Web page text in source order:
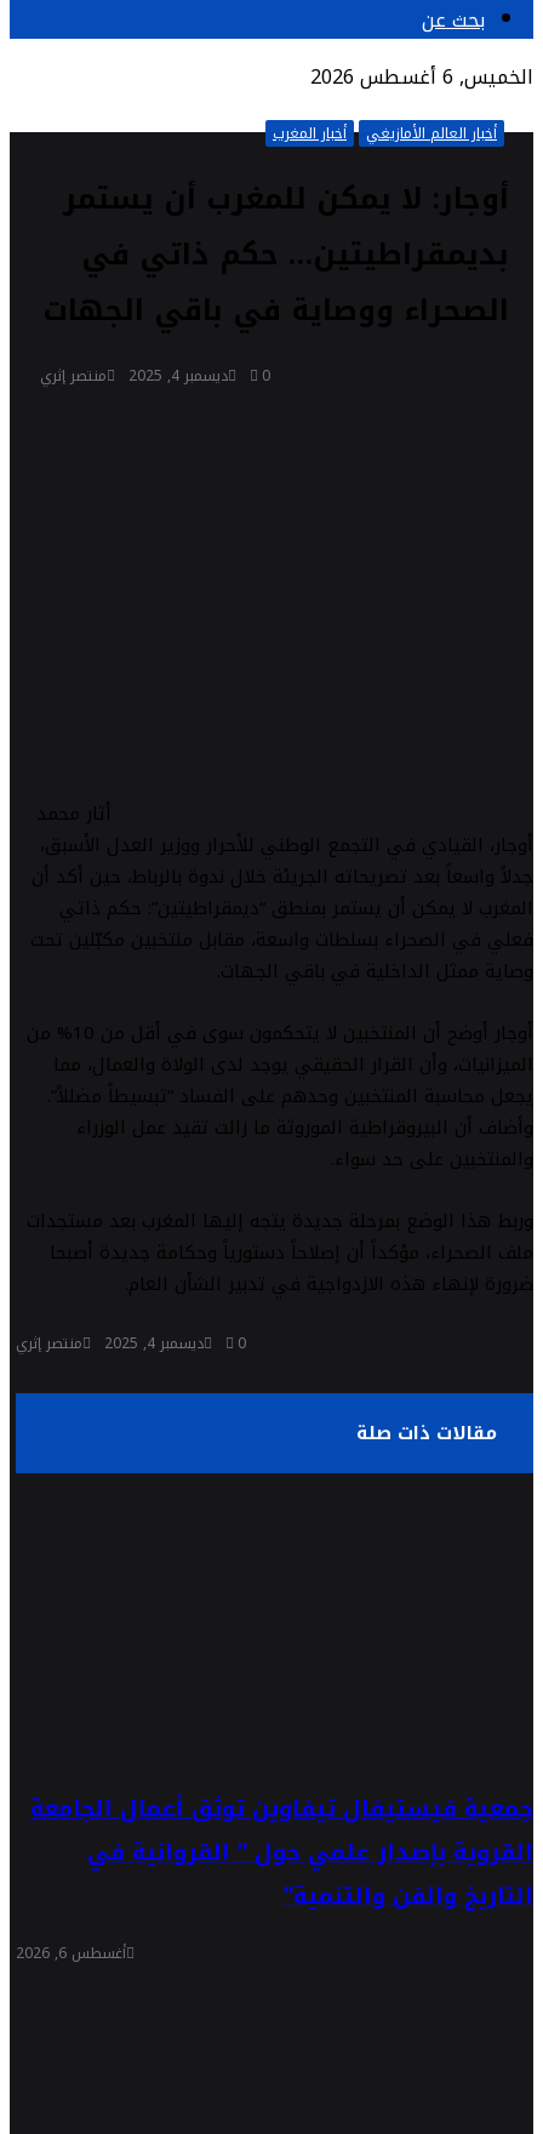
بحث عن
الخميس, 6 أغسطس 2026
أخبار العالم الأمازيغي أخبار المغرب
أوجار: لا يمكن للمغرب أن يستمر
بديمقراطيتين… حكم ذاتي في
الصحراء ووصاية في باقي الجهات
منتصر إثري ديسمبر 4, 2025 0
أثار محمد
أوجار، القيادي في التجمع الوطني للأحرار ووزير العدل الأسبق،
جدلاً واسعاً بعد تصريحاته الجريئة خلال ندوة بالرباط، حين أكد أن
المغرب لا يمكن أن يستمر بمنطق “ديمقراطيتين”: حكم ذاتي
فعلي في الصحراء بسلطات واسعة، مقابل منتخبين مكبّلين تحت
وصاية ممثل الداخلية في باقي الجهات.
أوجار أوضح أن المنتخبين لا يتحكمون سوى في أقل من 10% من
الميزانيات، وأن القرار الحقيقي يوجد لدى الولاة والعمال، مما
يجعل محاسبة المنتخبين وحدهم على الفساد “تبسيطاً مضللاً”.
وأضاف أن البيروقراطية الموروثة ما زالت تقيد عمل الوزراء
والمنتخبين على حد سواء.
وربط هذا الوضع بمرحلة جديدة يتجه إليها المغرب بعد مستجدات
ملف الصحراء، مؤكداً أن إصلاحاً دستورياً وحكامة جديدة أصبحا
ضرورة لإنهاء هذه الازدواجية في تدبير الشأن العام.
منتصر إثري ديسمبر 4, 2025 0
مقالات ذات صلة
جمعية فيستيفال تيفاوين توثق أعمال الجامعة
القروية بإصدار علمي حول ” القروانية في
التاريخ والفن والتنمية”
أغسطس 6, 2026